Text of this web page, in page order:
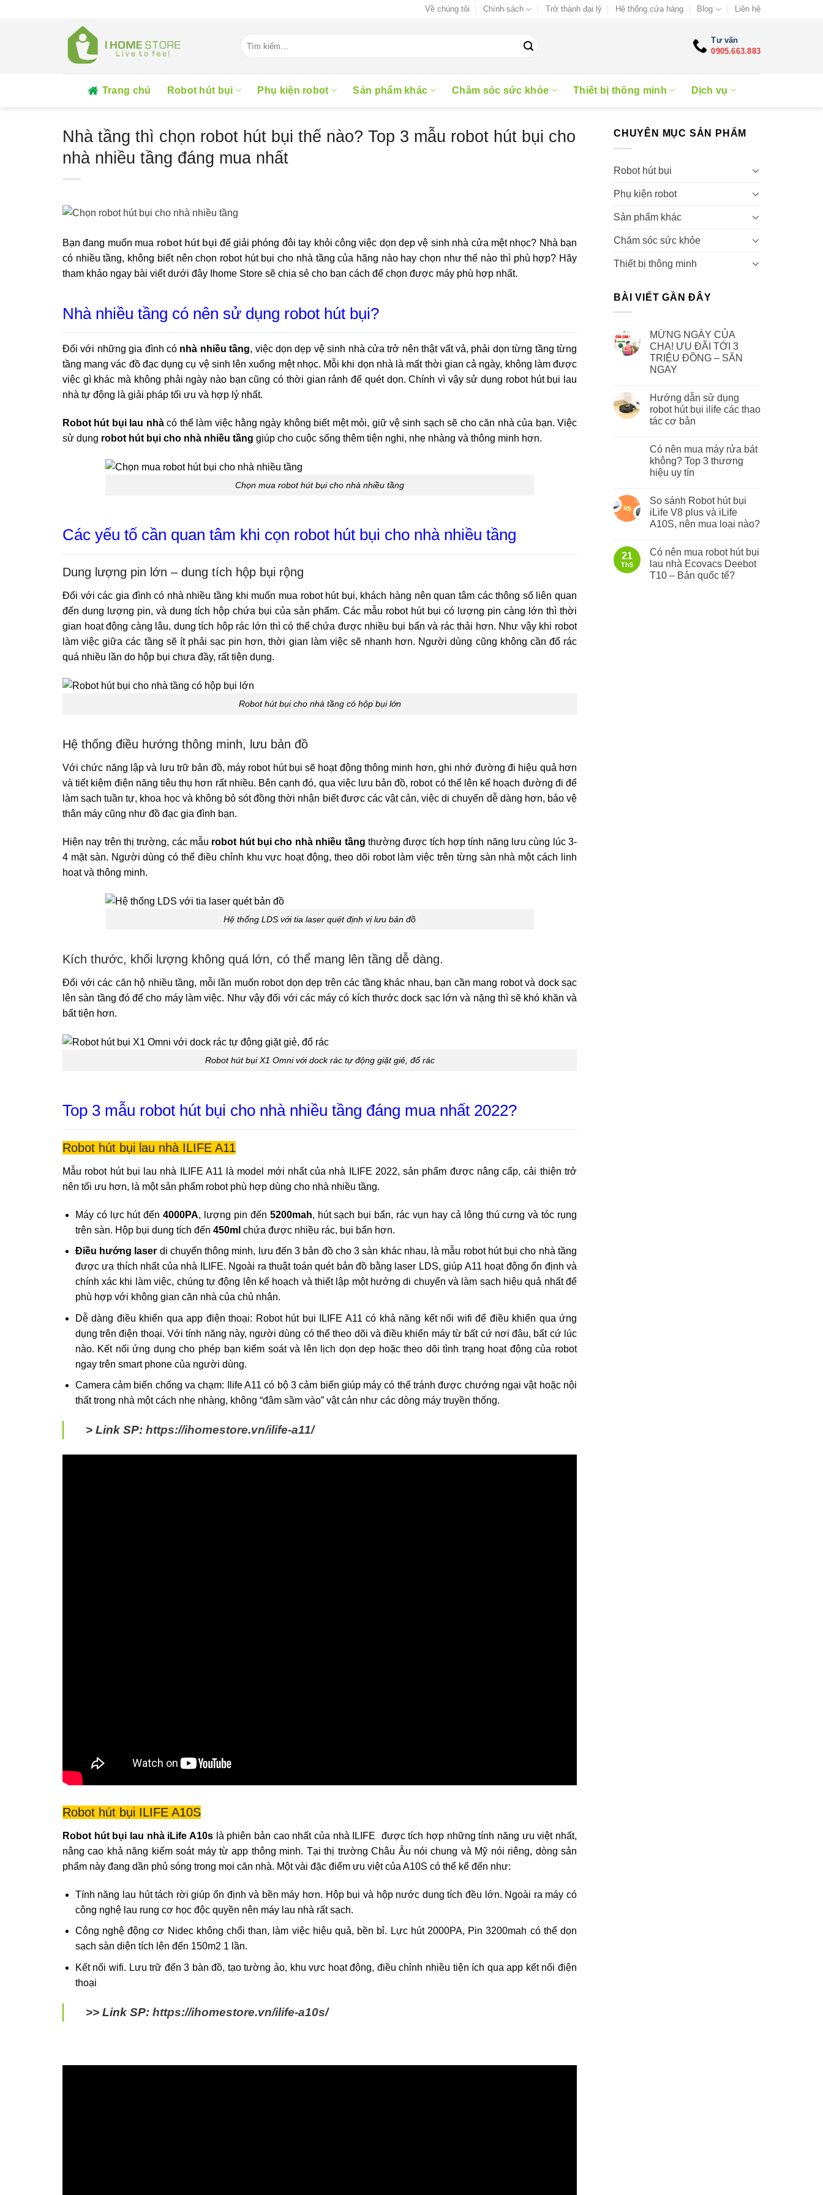
Về chúng tôi Chính sách Trở thành đại lý Hệ thống cửa hàng Blog Liên hệ
kiếm:
Tư vấn
0905.663.883
Trang chủ Robot hút bụi Phụ kiện robot Sản phẩm khác Chăm sóc sức khỏe Thiết bị thông minh Dịch vụ
Nhà tầng thì chọn robot hút bụi thế nào? Top 3 mẫu robot hút bụi cho
nhà nhiều tầng đáng mua nhất
Bạn đang muốn mua robot hút bụi để giải phóng đôi tay khỏi công việc dọn dẹp vệ sinh nhà cửa mệt nhọc? Nhà bạn
có nhiều tầng, không biết nên chọn robot hút bụi cho nhà tầng của hãng nào hay chọn như thế nào thì phù hợp? Hãy
tham khảo ngay bài viết dưới đây Ihome Store sẽ chia sẻ cho bạn cách để chọn được máy phù hợp nhất.
Nhà nhiều tầng có nên sử dụng robot hút bụi?
Đối với những gia đình có nhà nhiều tầng, việc dọn dẹp vệ sinh nhà cửa trở nên thật vất vả, phải dọn từng tầng từng
tầng mang vác đồ đạc dụng cụ vệ sinh lên xuống mệt nhọc. Mỗi khi dọn nhà là mất thời gian cả ngày, không làm được
việc gì khác mà không phải ngày nào bạn cũng có thời gian rảnh để quét dọn. Chính vì vậy sử dụng robot hút bụi lau
nhà tự động là giải pháp tối ưu và hợp lý nhất.
Robot hút bụi lau nhàcó thể làm việc hằng ngày không biết mệt mỏi, giữ vệ sinh sạch sẽ cho căn nhà của bạn. Việc
sử dụng robot hút bụi cho nhà nhiều tầng giúp cho cuộc sống thêm tiện nghi, nhẹ nhàng và thông minh hơn.
Chọn mua robot hút bụi cho nhà nhiều tầng
Các yếu tố cần quan tâm khi cọn robot hút bụi cho nhà nhiều tầng
Dung lượng pin lớn – dung tích hộp bụi rộng
Đối với các gia đình có nhà nhiều tầng khi muốn mua robot hút bụi, khách hàng nên quan tâm các thông số liên quan
đến dung lượng pin, và dung tích hộp chứa bụi của sản phẩm. Các mẫu robot hút bụi có lượng pin càng lớn thì thời
gian hoạt động càng lâu, dung tích hộp rác lớn thì có thể chứa được nhiều bụi bẩn và rác thải hơn. Như vậy khi robot
làm việc giữa các tầng sẽ ít phải sạc pin hơn, thời gian làm việc sẽ nhanh hơn. Người dùng cũng không cần đổ rác
quá nhiều lần do hộp bụi chưa đầy, rất tiện dụng.
Robot hút bụi cho nhà tầng có hộp bụi lớn
Hệ thống điều hướng thông minh, lưu bản đồ
Với chức năng lập và lưu trữ bản đồ, máy robot hút bụi sẽ hoạt động thông minh hơn, ghi nhớ đường đi hiệu quả hơn
và tiết kiệm điện năng tiêu thụ hơn rất nhiều. Bên cạnh đó, qua việc lưu bản đồ, robot có thể lên kế hoạch đường đi để
làm sạch tuần tự, khoa học và không bỏ sót đồng thời nhận biết được các vật cản, việc di chuyển dễ dàng hơn, bảo vệ
thân máy cũng như đồ đạc gia đình bạn.
Hiện nay trên thị trường, các mẫu robot hút bụi cho nhà nhiều tầng thường được tích hợp tính năng lưu cùng lúc 3-
4 mặt sàn. Người dùng có thể điều chỉnh khu vực hoạt động, theo dõi robot làm việc trên từng sàn nhà một cách linh
hoạt và thông minh.
Hệ thống LDS với tia laser quét định vị lưu bản đồ
Kích thước, khối lượng không quá lớn, có thể mang lên tầng dễ dàng.
Đối với các căn hộ nhiều tầng, mỗi lần muốn robot dọn dẹp trên các tầng khác nhau, bạn cần mang robot và dock sạc
lên sàn tầng đó để cho máy làm việc. Như vậy đối với các máy có kích thước dock sạc lớn và nặng thì sẽ khó khăn và
bất tiện hơn.
Robot hút bụi X1 Omni với dock rác tự động giặt giẻ, đổ rác
Top 3 mẫu robot hút bụi cho nhà nhiều tầng đáng mua nhất 2022?
Robot hút bụi lau nhà ILIFE A11
Mẫu robot hút bụi lau nhà ILIFE A11 là model mới nhất của nhà ILIFE 2022, sản phẩm được nâng cấp, cải thiện trở
nên tối ưu hơn, là một sản phẩm robot phù hợp dùng cho nhà nhiều tầng.
Máy có lực hút đến 4000PA, lượng pin đến 5200mah, hút sạch bụi bẩn, rác vụn hay cả lông thú cưng và tóc rụng
trên sàn. Hộp bụi dung tích đến 450ml chứa được nhiều rác, bụi bẩn hơn.
Điều hướng laser di chuyển thông minh, lưu đến 3 bản đồ cho 3 sàn khác nhau, là mẫu robot hút bụi cho nhà tầng
được ưa thích nhất của nhà ILIFE. Ngoài ra thuật toán quét bản đồ bằng laser LDS, giúp A11 hoạt động ổn định và
chính xác khi làm việc, chúng tự động lên kế hoạch và thiết lập một hướng di chuyển và làm sạch hiệu quả nhất để
phù hợp với không gian căn nhà của chủ nhân.
Dễ dàng điều khiển qua app điện thoại: Robot hút bụi ILIFE A11 có khả năng kết nối wifi để điều khiển qua ứng
dụng trên điện thoại. Với tính năng này, người dùng có thể theo dõi và điều khiển máy từ bất cứ nơi đâu, bất cứ lúc
nào. Kết nối ứng dụng cho phép bạn kiểm soát và lên lịch dọn dẹp hoặc theo dõi tình trạng hoạt động của robot
ngay trên smart phone của người dùng.
Camera cảm biến chống va chạm: Ilife A11 có bộ 3 cảm biến giúp máy có thể tránh được chướng ngại vật hoặc nội
thất trong nhà một cách nhẹ nhàng, không “đâm sầm vào” vật cản như các dòng máy truyền thống.
> Link SP: https://ihomestore.vn/ilife-a11/
Robot hút bụi ILIFE A10S
Robot hút bụi lau nhà iLife A10s là phiên bản cao nhất của nhà ILIFE được tích hợp những tính năng ưu việt nhất,
nâng cao khả năng kiểm soát máy từ app thông minh. Tại thị trường Châu Âu nói chung và Mỹ nói riêng, dòng sản
phẩm này đang dần phủ sóng trong mọi căn nhà. Một vài đặc điểm ưu việt của A10S có thể kể đến như:
Tính năng lau hút tách rời giúp ổn định và bền máy hơn. Hộp bụi và hộp nước dung tích đều lớn. Ngoài ra máy có
công nghệ lau rung cơ học độc quyền nên máy lau nhà rất sạch.
Công nghệ động cơ Nidec không chổi than, làm việc hiệu quả, bền bỉ. Lực hút 2000PA, Pin 3200mah có thể dọn
sạch sàn diện tích lên đến 150m2 1 lần.
Kết nối wifi. Lưu trữ đến 3 bàn đồ, tạo tường ảo, khu vực hoạt động, điều chỉnh nhiều tiện ích qua app kết nối điện
thoại
>> Link SP: https://ihomestore.vn/ilife-a10s/
CHUYÊN MỤC SẢN PHẨM
Robot hút bụi
Phụ kiện robot
Sản phẩm khác
Chăm sóc sức khỏe
Thiết bị thông minh
BÀI VIẾT GẦN ĐÂY
MỪNG NGÀY CỦA
CHA! ƯU ĐÃI TỚI 3
TRIỆU ĐỒNG – SĂN
NGAY
Hướng dẫn sử dụng
robot hút bụi ilife các thao
tác cơ bản
Có nên mua máy rửa bát
không? Top 3 thương
hiệu uy tín
So sánh Robot hút bụi
iLife V8 plus và iLife
A10S, nên mua loại nào?
21
Th5
Có nên mua robot hút bụi
lau nhà Ecovacs Deebot
T10 – Bản quốc tế?